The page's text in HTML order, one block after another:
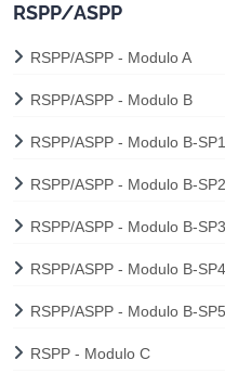
RSPP/ASPP
RSPP/ASPP - Modulo A
RSPP/ASPP - Modulo B
RSPP/ASPP - Modulo B-
RSPP/ASPP - Modulo B-
RSPP/ASPP - Modulo B-
RSPP/ASPP - Modulo B-
RSPP/ASPP - Modulo B-
RSPP - Modulo C